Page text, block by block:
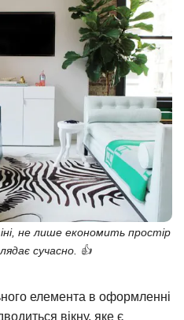
не лише економить простір
сучасно. 👍
елемента в оформленні
вікну, яке є